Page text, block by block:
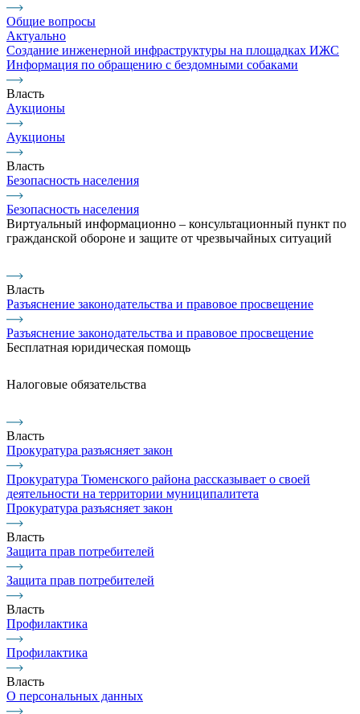
Общие вопросы
Актуально
Создание инженерной инфраструктуры на площадках ИЖС
Информация по обращению с бездомными собаками
Власть
Аукционы
Аукционы
Власть
Безопасность населения
Безопасность населения
Виртуальный информационно – консультационный пункт по
гражданской обороне и защите от чрезвычайных ситуаций
Власть
Разъяснение законодательства и правовое просвещение
Разъяснение законодательства и правовое просвещение
Бесплатная юридическая помощь
Налоговые обязательства
Власть
Прокуратура разъясняет закон
Прокуратура Тюменского района рассказывает о своей
деятельности на территории муниципалитета
Прокуратура разъясняет закон
Власть
Защита прав потребителей
Защита прав потребителей
Власть
Профилактика
Профилактика
Власть
О персональных данных